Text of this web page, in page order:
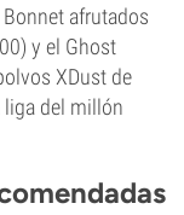
afrutados
y el Ghost
XDust de
liga del millón